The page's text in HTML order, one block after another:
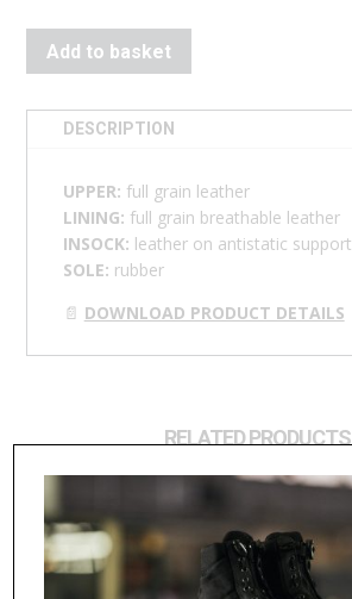
Add to basket
DESCRIPTION
UPPER: full grain leather
LINING: full grain breathable leather
INSOCK: leather on antistatic support
SOLE: rubber
📄 DOWNLOAD PRODUCT DETAILS
RELATED PRODUCTS